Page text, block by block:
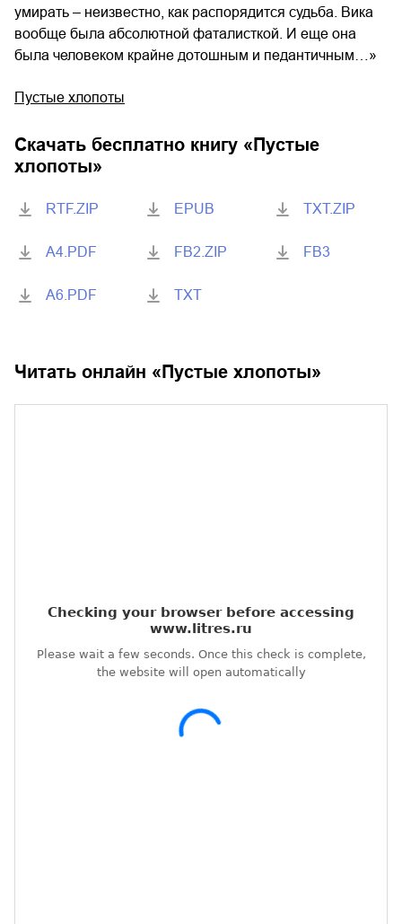
умирать – неизвестно, как распорядится судьба. Вика
вообще была абсолютной фаталисткой. И еще она
была человеком крайне дотошным и педантичным…»
Пустые хлопоты
Скачать бесплатно книгу « Пустые
хлопоты»
RTF.ZIP
A4.PDF
A6.PDF
EPUB
FB2.ZIP
TXT
TXT.ZIP
FB3
Читать онлайн « Пустые хлопоты»